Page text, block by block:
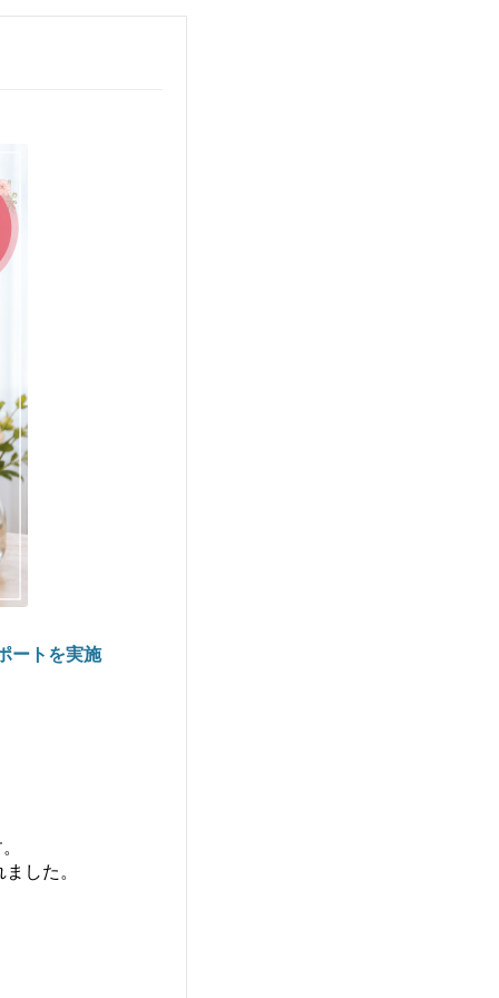
ートを実施
した。